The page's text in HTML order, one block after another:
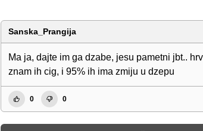
Sanska_Prangija
Ma ja, dajte im ga dzabe, jesu pametni jbt..
znam ih cig, i 95% ih ima zmiju u dzepu
0 0